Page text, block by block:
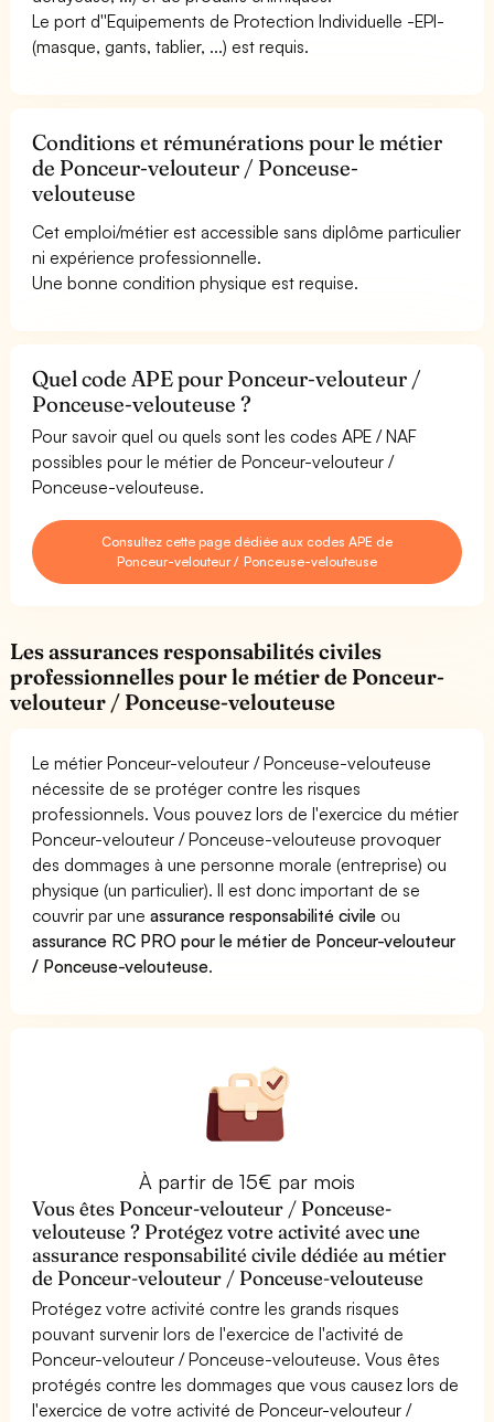
Le port d''Equipements de Protection Individuelle -EPI-
(masque, gants, tablier, ...) est requis.
Conditions et rémunérations pour le métier
de Ponceur-velouteur / Ponceuse-
velouteuse
Cet emploi/métier est accessible sans diplôme particulier
ni expérience professionnelle.
Une bonne condition physique est requise.
Quel code APE pour Ponceur-velouteur /
Ponceuse-velouteuse ?
Pour savoir quel ou quels sont les codes APE / NAF
possibles pour le métier de Ponceur-velouteur /
Ponceuse-velouteuse.
Consultez cette page dédiée aux codes APE de
Ponceur-velouteur / Ponceuse-velouteuse
Les assurances responsabilités civiles
professionnelles pour le métier de Ponceur-
velouteur / Ponceuse-velouteuse
Le métier Ponceur-velouteur / Ponceuse-velouteuse
nécessite de se protéger contre les risques
professionnels. Vous pouvez lors de l'exercice du métier
Ponceur-velouteur / Ponceuse-velouteuse provoquer
des dommages à une personne morale (entreprise) ou
physique (un particulier). Il est donc important de se
couvrir par uneassurance responsabilité civile ou
assurance RC PRO pour le métier de Ponceur-velouteur
/ Ponceuse-velouteuse.
À partir de 15€ par mois
Vous êtes Ponceur-velouteur / Ponceuse-
velouteuse ? Protégez votre activité avec une
assurance responsabilité civile dédiée au métier
de Ponceur-velouteur / Ponceuse-velouteuse
Protégez votre activité contre les grands risques
pouvant survenir lors de l'exercice de l'activité de
Ponceur-velouteur / Ponceuse-velouteuse. Vous êtes
protégés contre les dommages que vous causez lors de
l'exercice de votre activité de Ponceur-velouteur /